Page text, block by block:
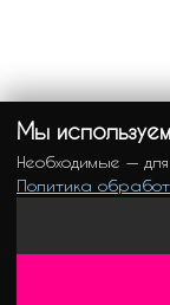
Мы
Необходимые —
Политика